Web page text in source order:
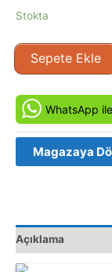
Stokta
Onun
Hikayesi
/
11
Gün
Il
labirinto
Sepete Ekle
WhatsApp
Magazaya
Açıklama